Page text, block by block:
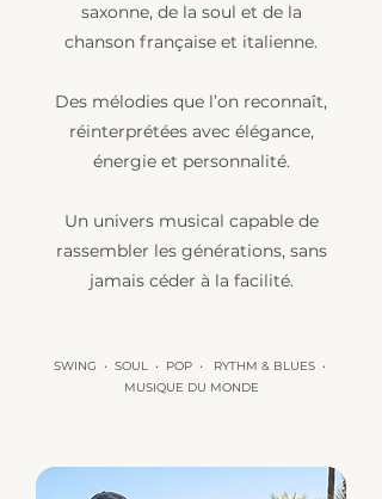
saxonne, de la soul et de la
chanson française et italienne.
Des mélodies que l’on reconnaît,
réinterprétées avec élégance,
énergie et personnalité.
Un univers musical capable de
rassembler les générations, sans
jamais céder à la facilité.
SWING • SOUL • POP • RYTHM & BLUES •
MUSIQUE DU MONDE